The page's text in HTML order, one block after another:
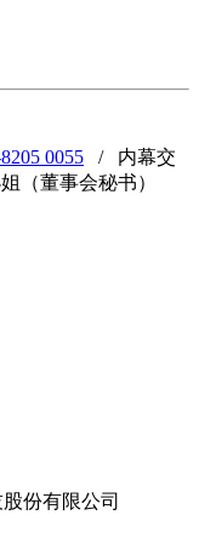
0055 / 内幕交
（董事会秘书）
份有限公司